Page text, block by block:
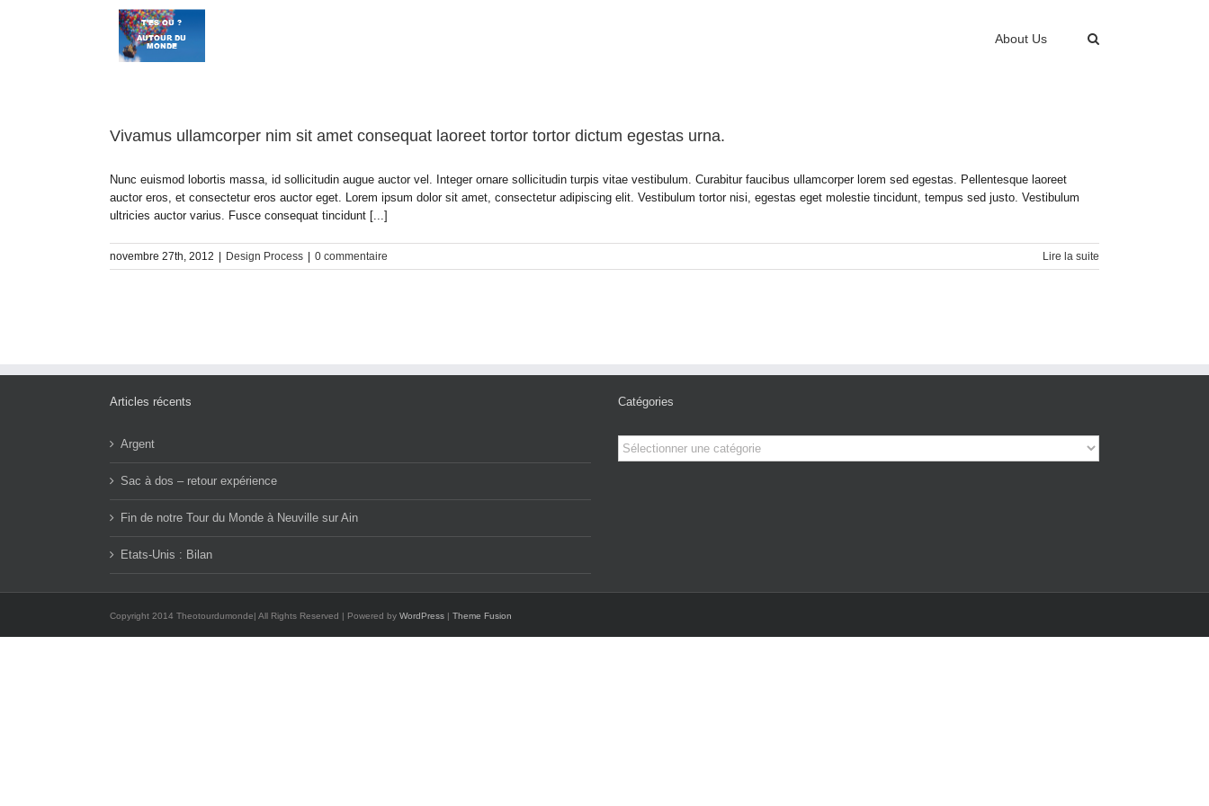
About Us
Vivamus ullamcorper nim sit amet consequat laoreet tortor tortor dictum egestas urna.
Nunc euismod lobortis massa, id sollicitudin augue auctor vel. Integer ornare sollicitudin turpis vitae vestibulum. Curabitur faucibus ullamcorper lorem sed egestas. Pellentesque laoreet
auctor eros, et consectetur eros auctor eget. Lorem ipsum dolor sit amet, consectetur adipiscing elit. Vestibulum tortor nisi, egestas eget molestie tincidunt, tempus sed justo. Vestibulum
ultricies auctor varius. Fusce consequat tincidunt [...]
novembre 27th, 2012 Design Process 0 commentaire Lire la suite
Articles récents
Argent
Sac à dos – retour expérience
Fin de notre Tour du Monde à Neuville sur Ain
Etats-Unis : Bilan
Catégories
Catégories
Copyright 2014 Theotourdumonde| All Rights Reserved | Powered by WordPress | Theme Fusion